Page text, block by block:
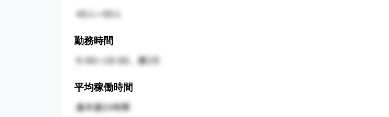
勤務時間
平均稼働時間